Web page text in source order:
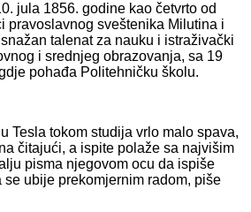
jula 1856. godine kao četvrto od
pravoslavnog sveštenika Milutina i
talenat za nauku i istraživački
i srednjeg obrazovanja, sa 19
pohađa Politehničku školu.
Tesla tokom studija vrlo malo spava,
čitajući, a ispite polaže sa najvišim
pisma njegovom ocu da ispiše
ubije prekomjernim radom, piše